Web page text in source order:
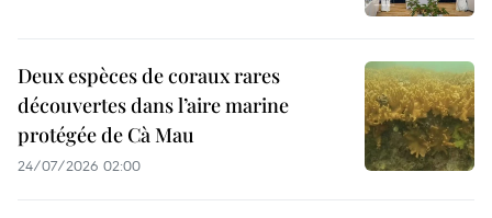
Deux espèces de coraux rares
découvertes dans l’aire marine
protégée de Cà Mau
24/07/2026 02:00